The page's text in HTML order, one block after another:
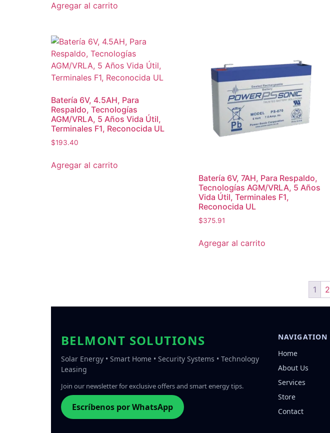
Agregar al carrito
Batería 6V, 4.5AH, Para
Respaldo, Tecnologías
AGM/VRLA, 5 Años Vida Útil,
Terminales F1, Reconocida UL
$193.40
Agregar al carrito
Batería 6V, 7AH, Para Respaldo,
Tecnologías AGM/VRLA, 5 Años
Vida Útil, Terminales F1,
Reconocida UL
$375.91
Agregar al carrito
1 2
BELMONT SOLUTIONS
Solar Energy • Smart Home • Security Systems • Technology
Leasing
Join our newsletter for exclusive offers and smart energy tips.
Escríbenos por WhatsApp
NAVIGATION
Home
About Us
Services
Store
Contact